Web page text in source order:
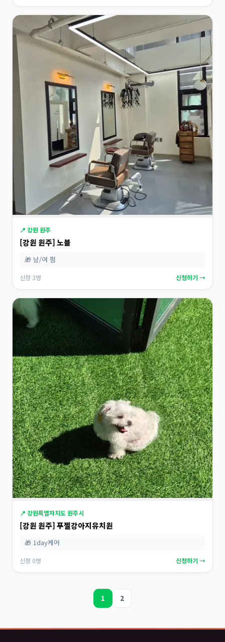
📍 강원 원주
[강원 원주] 노블
🎁 남/여 펌
신청 3명 신청하기 →
📍 강원특별자치도 원주시
[강원 원주] 푸젤강아지유치원
🎁 1day케어
신청 0명 신청하기 →
1 2